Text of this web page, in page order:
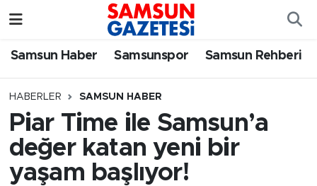
Samsun Haber Samsunspor Samsun Rehberi
HABERLER SAMSUN HABER
Piar Time ile Samsun’a
değer katan yeni bir
yaşam başlıyor!
Samsun Haber
Samsun Rehberi
Resmi İlanlar
Samsun Nöbetçi Eczaneler
SAMSUN Namaz Vakitleri
Samsun Trafik Yoğunluk Haritası